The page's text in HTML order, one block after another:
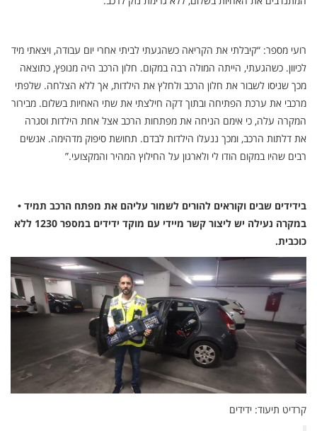
רועי מספר: “קיבלתי את הקריאה כשהגעתי לביתי אחרי יום עבודה, ויצאתי מיד
לכיוון. כשהגעתי, הייתה המולה רבה במקום. חלון הרכב היה מנופץ, כתוצאה
מכך שניסו לשבור את חלון הרכב ולחלץ את הילדות, אך ללא הצלחה. שלפתי
מרכבי את ערכת הפתיחה ובתוך דקה חילצתי את שתי האחיות בשלום. מבירור
המקרה עלה, כי אימם הניחה את מפתחות הרכב אצל אחת הילדות וסגרה
את דלתות הרכב, ומכך ננעלו הילדות לבדם. תחושת סיפוק מדהימה. אנשים
רבים שהיו במקום הודו לי ולארגון על החילוץ המהיר והמקצועי.”
בידידים שבים וקוראים להורים לשמור עליהם את מפתח הרכב תמיד •
במקרה נעילה יש ליצור קשר מיידי עם מוקד ידידים במספר 1230 ללא
כוכבית.
קרדיט תיעוד: ידידים